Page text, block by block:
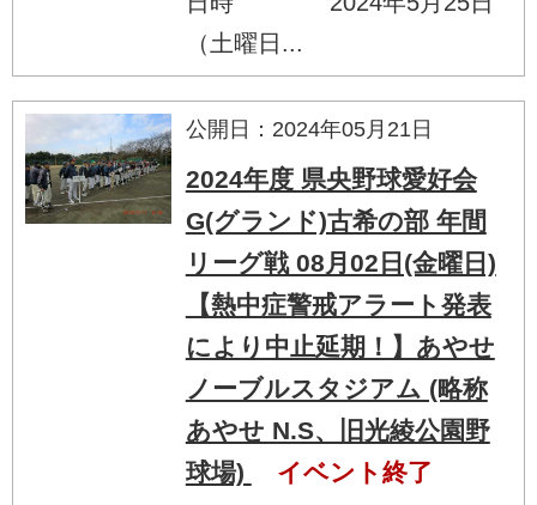
（土曜日...
公開日：2024年05月21日
2024年度 県央野球愛好会
G(グランド)古希の部 年間
リーグ戦 08月02日(金曜日)
【熱中症警戒アラート発表
により中止延期！】あやせ
ノーブルスタジアム (略称
あやせ N.S、旧光綾公園野
球場)
イベント終了